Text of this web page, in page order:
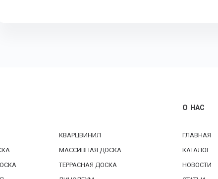
КВАРЦВИНИЛ
МАССИВНАЯ ДОСКА
ТЕРРАСНАЯ ДОСКА
О НАС
ГЛАВНАЯ
КАТАЛОГ
НОВОСТИ